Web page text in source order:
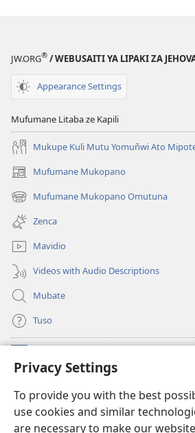
Privacy Settings
To provide you with the best
use cookies and similar
are necessary to make our
JW.ORG® / WEBUSAITI YA LIPAKI ZA
Appearance Settings
Mufumane Litaba ze Kapili
Mukupe Kuli Mutu Yomuñwi Ato
Mufumane Mukopano
(opens
new
window)
Mufumane Mukopano Omutuna
(opens
new
window)
Zenca
Mavidio
Videos with Audio Descriptions
Mubate
Tuso
(opens
new
Sifalana sa fa Intaneti sa Watchtower
(opens
new
window)JW Hub
(opens